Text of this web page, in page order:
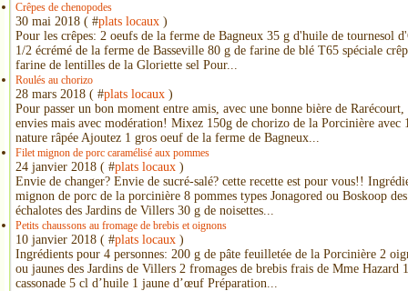
Crêpes de chenopodes
30 mai 2018 ( #plats locaux )
Pour les crêpes: 2 oeufs de la ferme de Bagneux 35 g d'huile de tournesol
1/2 écrémé de la ferme de Basseville 80 g de farine de blé T65 spéciale
farine de lentilles de la Gloriette sel Pour...
Roulés au chorizo
28 mars 2018 ( #plats locaux )
Pour passer un bon moment entre amis, avec une bonne bière de
envies mais avec modération! Mixez 150g de chorizo de la Porcinière avec
nature râpée Ajoutez 1 gros oeuf de la ferme de Bagneux...
Filet mignon de porc caramélisé aux pommes
24 janvier 2018 ( #plats locaux )
Envie de changer? Envie de sucré-salé? cette recette est pour vous!!
mignon de porc de la porcinière 8 pommes types Jonagored ou Boskoop
échalotes des Jardins de Villers 30 g de noisettes...
Petits chaussons au fromage de brebis et oignons
10 janvier 2018 ( #plats locaux )
Ingrédients pour 4 personnes: 200 g de pâte feuilletée de la Porcinière 2
ou jaunes des Jardins de Villers 2 fromages de brebis frais de Mme Hazard
cassonade 5 cl d’huile 1 jaune d’œuf Préparation...